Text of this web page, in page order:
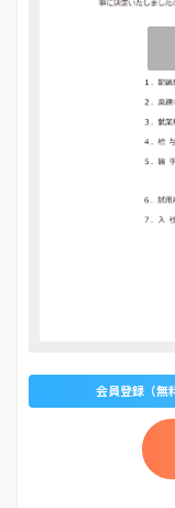
会員登録（無